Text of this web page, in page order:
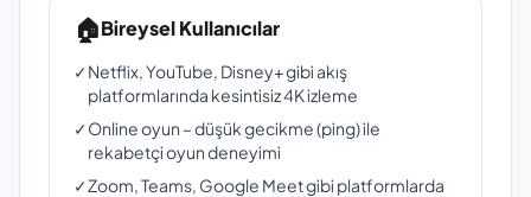
🏠Bireysel Kullanıcılar
✓Netflix, YouTube, Disney+ gibi akış
platformlarında kesintisiz 4K izleme
✓Online oyun – düşük gecikme (ping) ile
rekabetçi oyun deneyimi
✓Zoom, Teams, Google Meet gibi platformlarda